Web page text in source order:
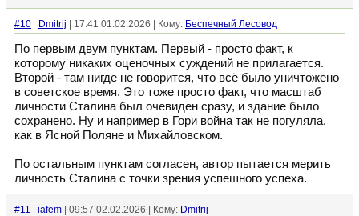
#10 Dmitrij | 17:41 01.02.2026 | Кому: Беспечный Лесовод
По первым двум пунктам. Первый - просто факт, к
которому никаких оценочных суждений не прилагается.
Второй - там нигде не говорится, что всё было уничтожено
в советское время. Это тоже просто факт, что масштаб
личности Сталина был очевиден сразу, и здание было
сохранено. Ну и например в Гори война так не погуляла,
как в Ясной Поляне и Михайловском.
По остальным пунктам согласен, автор пытается мерить
личность Сталина с точки зрения успешного успеха.
#11 iafem | 09:57 02.02.2026 | Кому: Dmitrij